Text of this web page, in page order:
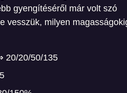
gyengítéséről már volt szó
vesszük, milyen
20/20/50/135